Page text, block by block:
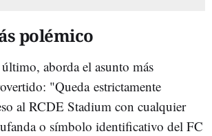
polémico
aborda el asunto más
"Queda estrictamente
al RCDE Stadium con cualquier
o símbolo identificativo del FC